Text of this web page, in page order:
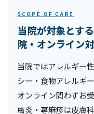
SCOPE OF CARE
当院が対象とす
院・オンライン
当院ではアレルギー
シー・食物アレルギ
オンライン問わずお
膚炎・蕁麻疹は皮膚